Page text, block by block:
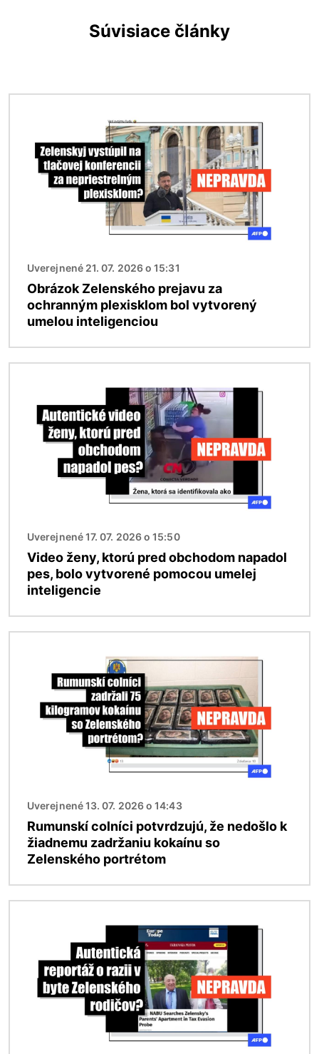
Súvisiace články
Uverejnené 21. 07. 2026 o 15:31
Obrázok Zelenského prejavu za
ochranným plexisklom bol vytvorený
umelou inteligenciou
Uverejnené 17. 07. 2026 o 15:50
Video ženy, ktorú pred obchodom napadol
pes, bolo vytvorené pomocou umelej
inteligencie
Uverejnené 13. 07. 2026 o 14:43
Rumunskí colníci potvrdzujú, že nedošlo k
žiadnemu zadržaniu kokaínu so
Zelenského portrétom